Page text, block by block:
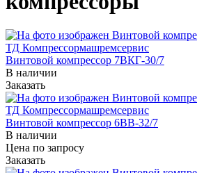
Винтовой компрессор 7ВКГ-30/7
В наличии
Заказать
Винтовой компрессор 6ВВ-32/7
В наличии
Цена по запросу
Заказать